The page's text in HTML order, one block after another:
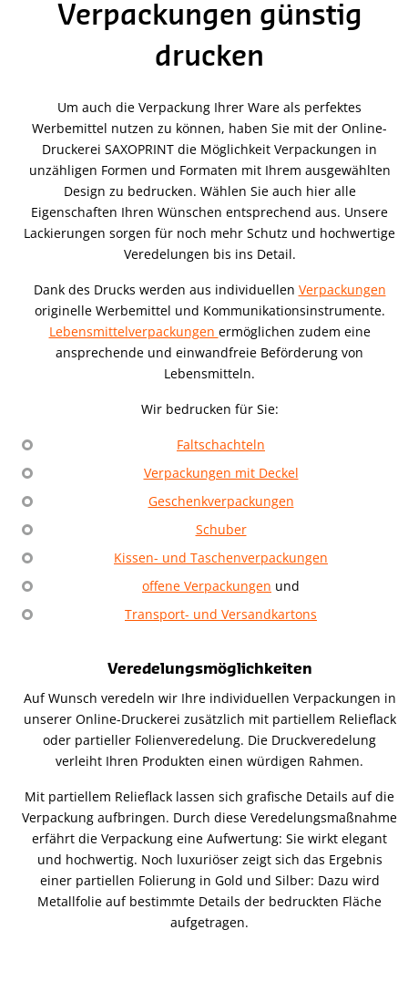
Verpackungen günstig
drucken
Um auch die Verpackung Ihrer Ware als perfektes
Werbemittel nutzen zu können, haben Sie mit der Online-
Druckerei SAXOPRINT die Möglichkeit Verpackungen in
unzähligen Formen und Formaten mit Ihrem ausgewählten
Design zu bedrucken. Wählen Sie auch hier alle
Eigenschaften Ihren Wünschen entsprechend aus. Unsere
Lackierungen sorgen für noch mehr Schutz und hochwertige
Veredelungen bis ins Detail.
Dank des Drucks werden aus individuellen Verpackungen
originelle Werbemittel und Kommunikationsinstrumente.
Lebensmittelverpackungen ermöglichen zudem eine
ansprechende und einwandfreie Beförderung von
Lebensmitteln.
Wir bedrucken für Sie:
Faltschachteln
Verpackungen mit Deckel
Geschenkverpackungen
Schuber
Kissen- und Taschenverpackungen
offene Verpackungen und
Transport- und Versandkartons
Veredelungsmöglichkeiten
Auf Wunsch veredeln wir Ihre individuellen Verpackungen in
unserer Online-Druckerei zusätzlich mit partiellem Relieflack
oder partieller Folienveredelung. Die Druckveredelung
verleiht Ihren Produkten einen würdigen Rahmen.
Mit partiellem Relieflack lassen sich grafische Details auf die
Verpackung aufbringen. Durch diese Veredelungsmaßnahme
erfährt die Verpackung eine Aufwertung: Sie wirkt elegant
und hochwertig. Noch luxuriöser zeigt sich das Ergebnis
einer partiellen Folierung in Gold und Silber: Dazu wird
Metallfolie auf bestimmte Details der bedruckten Fläche
aufgetragen.